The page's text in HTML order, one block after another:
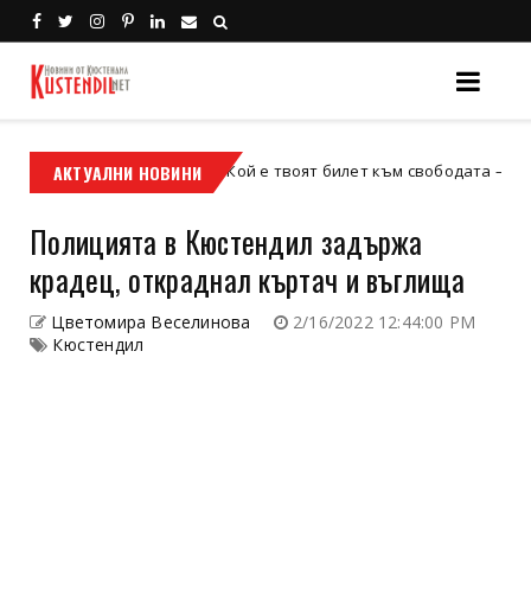
АКТУАЛНИ НОВИНИ
кросов мотор Кой е твоят билет към свободата – кросовият
Полицията в Кюстендил задържа
крадец, откраднал къртач и въглища
Цветомира Веселинова
2/16/2022 12:44:00 PM
Кюстендил